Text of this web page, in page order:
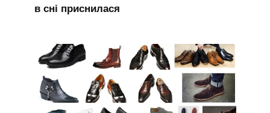
в сні приснилася